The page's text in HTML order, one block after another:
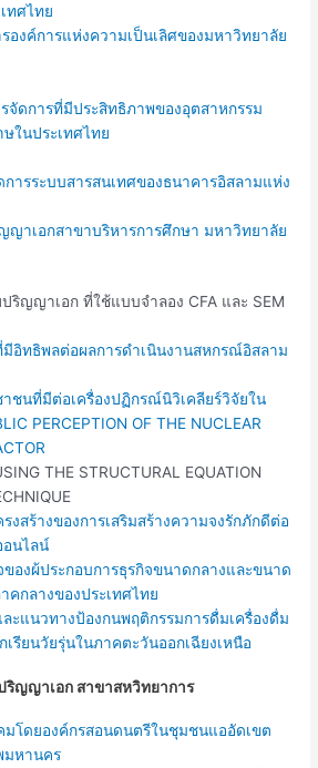
ทศไทย
องค์การแห่งความเป็นเลิศของมหาวิทยาลัย
จัดการที่มีประสิทธิภาพของอุตสาหกรรม
ในประเทศไทย
การระบบสารสนเทศของธนาคารอิสลามแห่ง
ญาเอกสาขาบริหารการศึกษา มหาวิทยาลัย
ญญาเอก ที่ใช้แบบจำลอง CFA และ SEM
มีอิทธิพลต่อผลการดำเนินงานสหกรณ์อิสลาม
าชนที่มีต่อเครื่องปฏิกรณ์นิวิเคลียร์วิจัยใน
PERCEPTION OF THE NUCLEAR
THE STRUCTURAL EQUATION
งสร้างของการเสริมสร้างความจงรักภักดีต่อ
นไลน์
ของผ้ประกอบการธุรกิจขนาดกลางและขนาด
คกลางของประเทศไทย
ะแนวทางป้องกนพฤติกรรมการดื่มเครื่องดื่ม
รียนวัยรุ่นในภาคตะวันออกเฉียงเหนือ
ญญาเอก สาขาสหวิทยาการ
มโดยองค์กรสอนดนตรีในชุมชนแออัดเขต
มหานคร